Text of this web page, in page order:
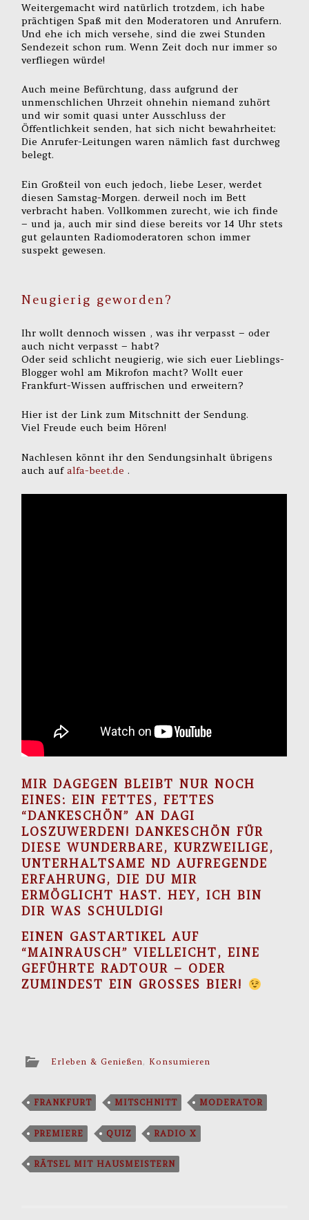
Weitergemacht wird natürlich trotzdem, ich habe
prächtigen Spaß mit den Moderatoren und Anrufern.
Und ehe ich mich versehe, sind die zwei Stunden
Sendezeit schon rum. Wenn Zeit doch nur immer so
verfliegen würde!
Auch meine Befürchtung, dass aufgrund der
unmenschlichen Uhrzeit ohnehin niemand zuhört
und wir somit quasi unter Ausschluss der
Öffentlichkeit senden, hat sich nicht bewahrheitet:
Die Anrufer-Leitungen waren nämlich fast durchweg
belegt.
Ein Großteil von euch jedoch, liebe Leser, werdet
diesen Samstag-Morgen. derweil noch im Bett
verbracht haben. Vollkommen zurecht, wie ich finde
– und ja, auch mir sind diese bereits vor 14 Uhr stets
gut gelaunten Radiomoderatoren schon immer
suspekt gewesen.
Neugierig geworden?
Ihr wollt dennoch wissen , was ihr verpasst – oder
auch nicht verpasst – habt?
Oder seid schlicht neugierig, wie sich euer Lieblings-
Blogger wohl am Mikrofon macht? Wollt euer
Frankfurt-Wissen auffrischen und erweitern?
Hier ist der Link zum Mitschnitt der Sendung.
Viel Freude euch beim Hören!
Nachlesen könnt ihr den Sendungsinhalt übrigens
auch aufalfa-beet.de .
MIR DAGEGEN BLEIBT NUR NOCH
EINES: EIN FETTES, FETTES
“DANKESCHÖN” AN DAGI
LOSZUWERDEN! DANKESCHÖN FÜR
DIESE WUNDERBARE, KURZWEILIGE,
UNTERHALTSAME ND AUFREGENDE
ERFAHRUNG, DIE DU MIR
ERMÖGLICHT HAST. HEY, ICH BIN
DIR WAS SCHULDIG!
EINEN GASTARTIKEL AUF
“MAINRAUSCH” VIELLEICHT, EINE
GEFÜHRTE RADTOUR – ODER
ZUMINDEST EIN GROSSES BIER!
Erleben & Genießen Konsumieren
FRANKFURT MITSCHNITT MODERATOR
PREMIERE QUIZ RADIO X
RÄTSEL MIT HAUSMEISTERN